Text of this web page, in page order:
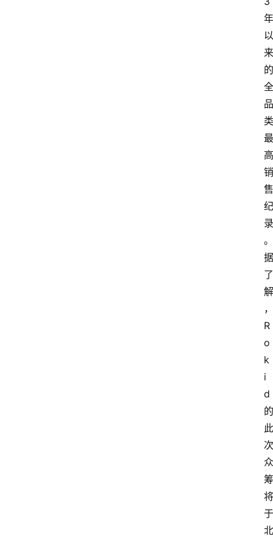
年
以
来
的
全
品
类
最
高
销
售
纪
录
。
据
了
解
，
R
o
k
i
d
的
此
次
众
筹
将
于
北